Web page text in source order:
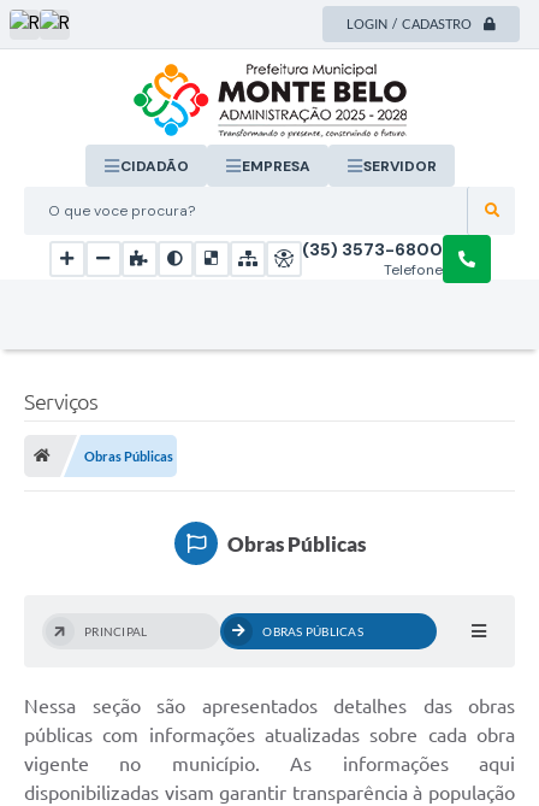
LOGIN / CADASTRO
O que voce procura?
CIDADÃO EMPRESA SERVIDOR
Telefone
(35) 3573-6800
Serviços
Obras Públicas
Obras Públicas
PRINCIPAL OBRAS PÚBLICAS
Nessa seção são apresentados detalhes das obras
públicas com informações atualizadas sobre cada obra
vigente no município. As informações aqui
disponibilizadas visam garantir transparência à população